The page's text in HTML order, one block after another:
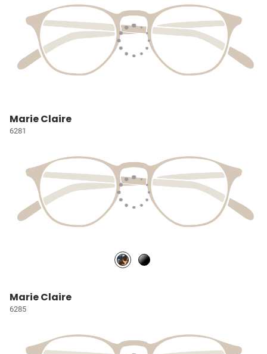
Marie Claire
6281
Marie Claire
6285